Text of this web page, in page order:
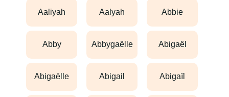
aaliyah aalyah abbie
abby abbygaëlle abigaël
abigaëlle abigail abigaïl